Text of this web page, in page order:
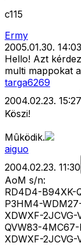
c115
Ermy
2005.01.30. 14:03
Hello! Azt
multi mappokat
targa6269
2004.02.23. 15:27
Köszi!
Mûködik.
aiguo
2004.02.23. 11:30
AoM s/n:
RD4D4-B94XK-
P3HM4-
XDWXF-
QVW83-
XDWXF-